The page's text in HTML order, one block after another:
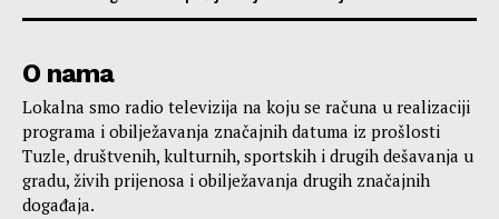
O nama
Lokalna smo radio televizija na koju se računa u realizaciji
programa i obilježavanja značajnih datuma iz prošlosti
Tuzle, društvenih, kulturnih, sportskih i drugih dešavanja u
gradu, živih prijenosa i obilježavanja drugih značajnih
događaja.